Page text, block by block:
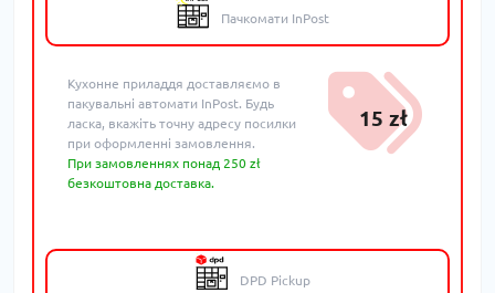
Пачкомати InPost
Кухонне приладдя доставляємо в
пакувальні автомати InPost. Будь
ласка, вкажіть точну адресу посилки
при оформленні замовлення.
При замовленнях понад 250 zł
безкоштовна доставка.
15 zł
DPD Pickup